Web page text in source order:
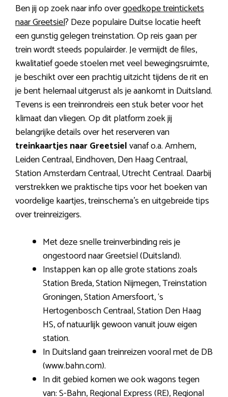
Ben jij op zoek naar info overgoedkope treintickets
naar Greetsiel? Deze populaire Duitse locatie heeft
een gunstig gelegen treinstation. Op reis gaan per
trein wordt steeds populairder. Je vermijdt de files,
kwalitatief goede stoelen met veel bewegingsruimte,
je beschikt over een prachtig uitzicht tijdens de rit en
je bent helemaal uitgerust als je aankomt in Duitsland.
Tevens is een treinrondreis een stuk beter voor het
klimaat dan vliegen. Op dit platform zoek jij
belangrijke details over het reserveren van
treinkaartjes naar Greetsielvanaf o.a. Arnhem,
Leiden Centraal, Eindhoven, Den Haag Centraal,
Station Amsterdam Centraal, Utrecht Centraal. Daarbij
verstrekken we praktische tips voor het boeken van
voordelige kaartjes, treinschema’s en uitgebreide tips
over treinreizigers.
Met deze snelle treinverbinding reis je
ongestoord naar Greetsiel (Duitsland).
Instappen kan op alle grote stations zoals
Station Breda, Station Nijmegen, Treinstation
Groningen, Station Amersfoort, ‘s
Hertogenbosch Centraal, Station Den Haag
HS, of natuurlijk gewoon vanuit jouw eigen
station.
In Duitsland gaan treinreizen vooral met de DB
(www.bahn.com).
In dit gebied komen we ook wagons tegen
van: S-Bahn, Regional Express (RE), Regional